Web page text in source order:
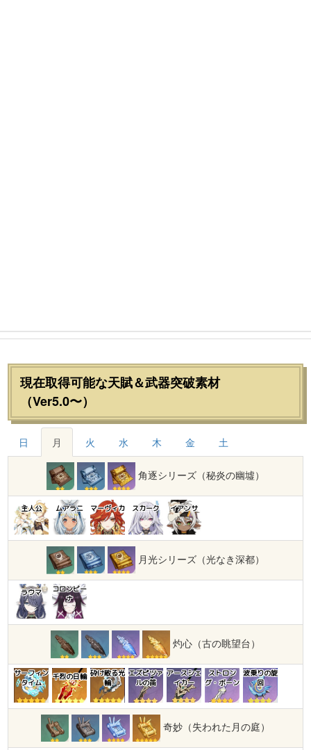
現在取得可能な天賦＆武器突破素材
（Ver5.0〜）
日 月 火 水 木 金 土
角逐シリーズ（秘炎の幽墟）
主人公 ムアラニ マーヴィカ スカーク イアンサ
月光シリーズ（光なき深都）
ラウマ
コロンビー
ナ
灼心（古の眺望台）
サーフィン
タイム
千烈の日輪 砕け散る光
輪
エズピツァ
ルの笛
アースシェ
イカー
ストロン
グ・ボーン
波乗りの旋
回
奇妙（失われた月の庭）